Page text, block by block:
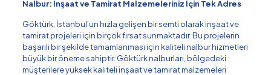
Nalbur: İnşaat ve Tamirat Malzemeleriniz İçin Tek Adres
Göktürk, İstanbul’un hızla gelişen bir semti olarak inşaat ve
tamirat projeleri için birçok fırsat sunmaktadır. Bu projelerin
başarılı bir şekilde tamamlanması için kaliteli nalbur hizmetleri
büyük bir öneme sahiptir. Göktürk nalburları, bölgedeki
müşterilere yüksek kaliteli inşaat ve tamirat malzemeleri